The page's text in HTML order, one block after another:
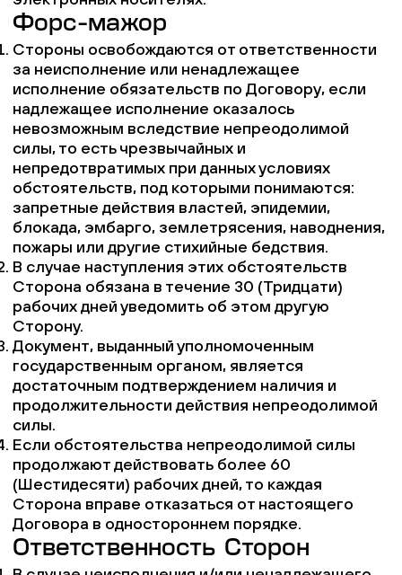
Форс-мажор
Стороны освобождаются от ответственности
за неисполнение или ненадлежащее
исполнение обязательств по Договору, если
надлежащее исполнение оказалось
невозможным вследствие непреодолимой
силы, то есть чрезвычайных и
непредотвратимых при данных условиях
обстоятельств, под которыми понимаются:
запретные действия властей, эпидемии,
блокада, эмбарго, землетрясения, наводнения,
пожары или другие стихийные бедствия.
В случае наступления этих обстоятельств
Сторона обязана в течение 30 (Тридцати)
рабочих дней уведомить об этом другую
Сторону.
Документ, выданный уполномоченным
государственным органом, является
достаточным подтверждением наличия и
продолжительности действия непреодолимой
силы.
Если обстоятельства непреодолимой силы
продолжают действовать более 60
(Шестидесяти) рабочих дней, то каждая
Сторона вправе отказаться от настоящего
Договора в одностороннем порядке.
Ответственность Сторон